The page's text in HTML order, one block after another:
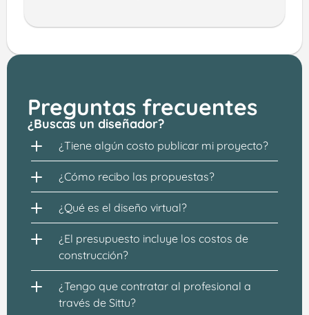
Preguntas frecuentes
¿Buscas un diseñador?
¿Tiene algún costo publicar mi proyecto?
¿Cómo recibo las propuestas?
¿Qué es el diseño virtual?
¿El presupuesto incluye los costos de
construcción?
¿Tengo que contratar al profesional a
través de Sittu?